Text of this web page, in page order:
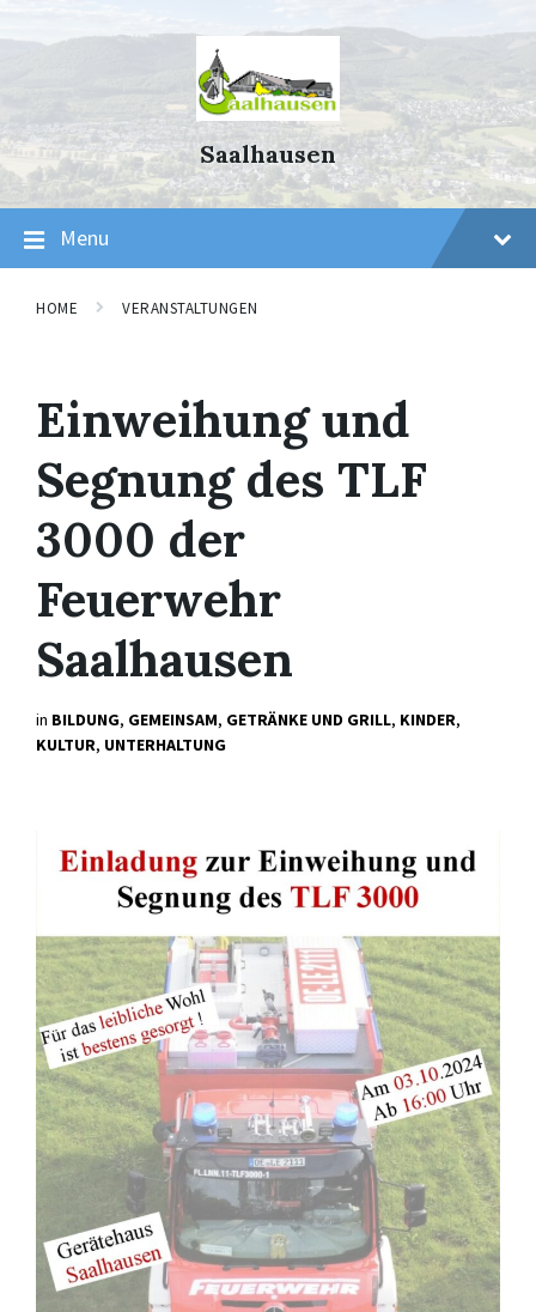
Saalhausen
Menu
HOME VERANSTALTUNGEN
Einweihung und
Segnung des TLF
3000 der
Feuerwehr
Saalhausen
in BILDUNG, GEMEINSAM, GETRÄNKE UND GRILL, KINDER,
KULTUR, UNTERHALTUNG